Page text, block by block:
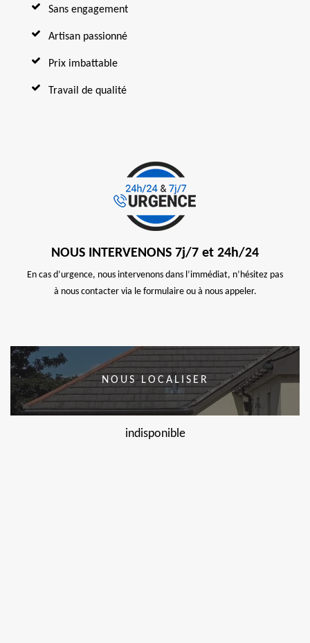
Sans engagement
Artisan passionné
Prix imbattable
Travail de qualité
NOUS INTERVENONS 7j/7 et 24h/24
En cas d’urgence, nous intervenons dans l’immédiat, n’hésitez pas
à nous contacter via le formulaire ou à nous appeler.
NOUS LOCALISER
indisponible